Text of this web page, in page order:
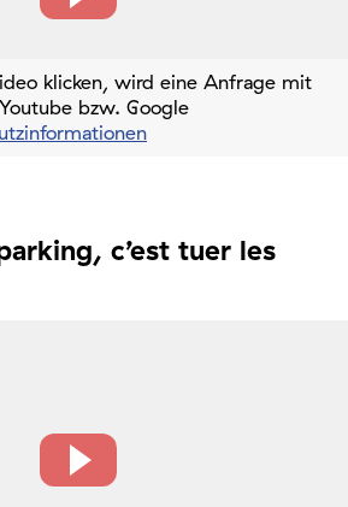
klicken, wird eine Anfrage mit
bzw. Google
c’est tuer les